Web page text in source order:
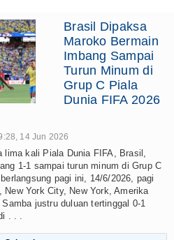
Brasil Dipaksa
Maroko Bermain
Imbang Sampai
Turun Minum di
Grup C Piala
Dunia FIFA 2026
14 Jun 2026
lima kali Piala Dunia FIFA, Brasil,
1-1 sampai turun minum di Grup C
pagi ini, 14/6/2026, pagi
York City, New York, Amerika
justru duluan tertinggal 0-1
. . .